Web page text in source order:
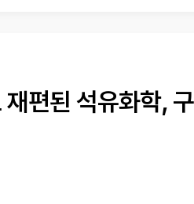
편된 석유화학,